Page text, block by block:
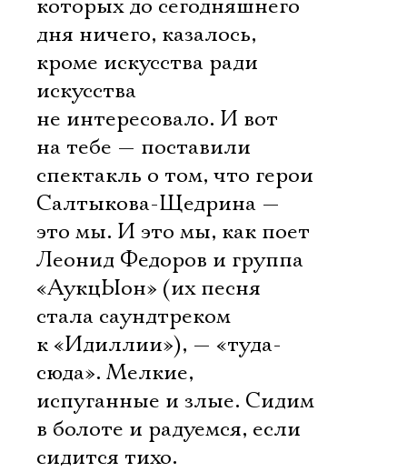
которых до сегодняшнего
дня ничего, казалось,
кроме искусства ради
искусства
не интересовало. И вот
на тебе — поставили
спектакль о том, что герои
Салтыкова-Щедрина —
это мы. И это мы, как поет
Леонид Федоров и группа
«АукцЫон» (их песня
стала саундтреком
к «Идиллии»), — «туда-
сюда». Мелкие,
испуганные и злые. Сидим
в болоте и радуемся, если
сидится тихо.